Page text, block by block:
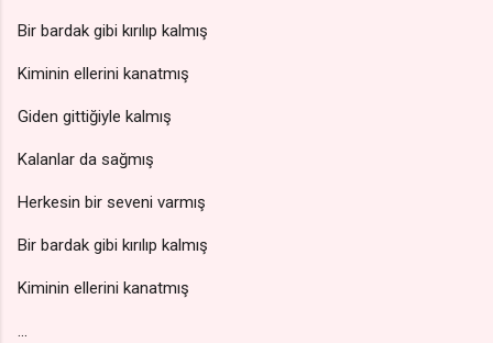
Bir bardak gibi kırılıp kalmış
Kiminin ellerini kanatmış
Giden gittiğiyle kalmış
Kalanlar da sağmış
Herkesin bir seveni varmış
Bir bardak gibi kırılıp kalmış
Kiminin ellerini kanatmış
...